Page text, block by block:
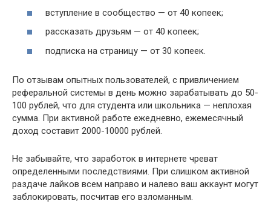
вступление в сообщество — от 40 копеек;
рассказать друзьям — от 40 копеек;
подписка на страницу — от 30 копеек.
По отзывам опытных пользователей, с привличением
реферальной системы в день можно зарабатывать до 50-
100 рублей, что для студента или школьника — неплохая
сумма. При активной работе ежедневно, ежемесячный
доход составит 2000-10000 рублей.
Не забывайте, что заработок в интернете чреват
определенными последствиями. При слишком активной
раздаче лайков всем направо и налево ваш аккаунт могут
заблокировать, посчитав его взломанным.